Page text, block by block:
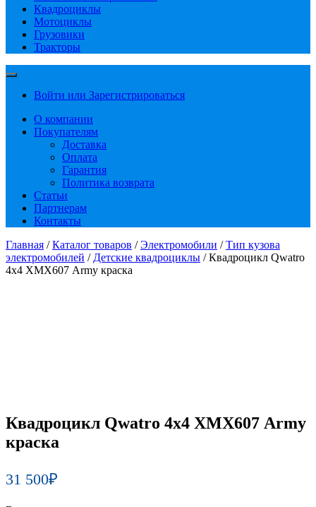
Квадроциклы
Мотоциклы
Грузовики
Тракторы
Войти или Зарегистрироваться
О компании
Покупателям
Доставка
Оплата
Гарантия
Политика возврата
Статьи
Партнерам
Контакты
Главная /Каталог товаров /Электромобили /Тип кузова
электромобилей / Детские квадроциклы / Квадроцикл Qwatro
4х4 ХМХ607 Army краска
Квадроцикл Qwatro 4х4 ХМХ607 Army
краска
31 500₽